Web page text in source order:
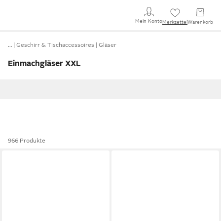
Mein KontoMerkzettel Warenkorb
… Geschirr & Tischaccessoires Gläser
Einmachgläser XXL
966 Produkte